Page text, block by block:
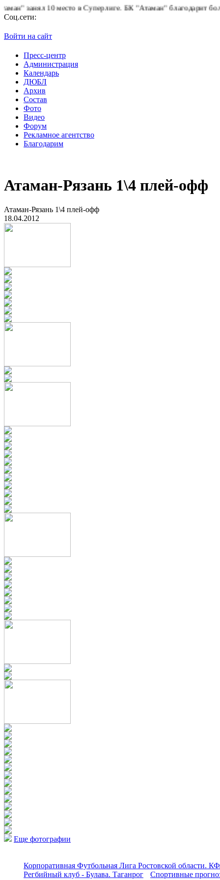
занял 10 место в Суперлиге.БК "Атаман" благодарит
Соц.сети:
Войти на сайт
Пресс-центр
Администрация
Календарь
ДЮБЛ
Архив
Состав
Фото
Видео
Форум
Рекламное агентство
Благодарим
Атаман-Рязань 1\4 плей-офф
Атаман-Рязань 1\4 плей-офф
18.04.2012
Еще фотографии
Корпоративная Футбольная Лига Ростовской области.
Регбийный клуб - Булава. Таганрог
Спортивные